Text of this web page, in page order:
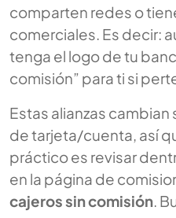
comparten redes o
comerciales. Es decir:
tenga el logo de tu
comisión” para ti si
Estas alianzas
de tarjeta/cuenta, así
práctico es revisar
en la página de
cajeros sin comisión .